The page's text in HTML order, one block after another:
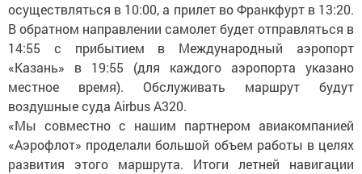
осуществляться в 10:00, а прилет во Франкфурт в 13:20.
В обратном направлении самолет будет отправляться в
14:55 с прибытием в Международный аэропорт
«Казань» в 19:55 (для каждого аэропорта указано
местное время). Обслуживать маршрут будут
воздушные суда Airbus A320.
«Мы совместно с нашим партнером авиакомпанией
«Аэрофлот» проделали большой объем работы в целях
развития этого маршрута. Итоги летней навигации